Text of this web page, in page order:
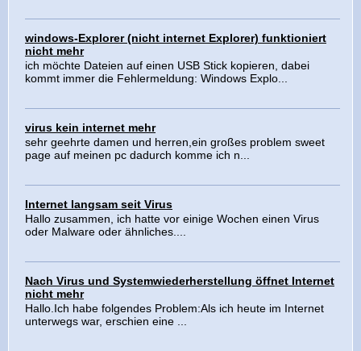
windows-Explorer (nicht internet Explorer) funktioniert
nicht mehr
ich möchte Dateien auf einen USB Stick kopieren, dabei
kommt immer die Fehlermeldung: Windows Explo...
virus kein internet mehr
sehr geehrte damen und herren,ein großes problem sweet
page auf meinen pc dadurch komme ich n...
Internet langsam seit Virus
Hallo zusammen, ich hatte vor einige Wochen einen Virus
oder Malware oder ähnliches....
Nach Virus und Systemwiederherstellung öffnet Internet
nicht mehr
Hallo.Ich habe folgendes Problem:Als ich heute im Internet
unterwegs war, erschien eine ...